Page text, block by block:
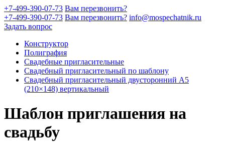
+7-499-390-07-73 Вам перезвонить?
+7-499-390-07-73 Вам перезвонить? info@mospechatnik.ru
Задать вопрос
Конструктор
Полиграфия
Свадебные пригласительные
Свадебный пригласительный по шаблону
Свадебный пригласительный двусторонний A5
(210×148) вертикальный
Шаблон приглашения на
свадьбу